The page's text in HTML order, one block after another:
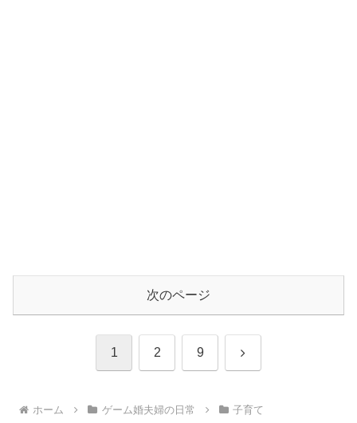
次のページ
1 2 9 次
ホーム ゲーム婚夫婦の日常 子育て